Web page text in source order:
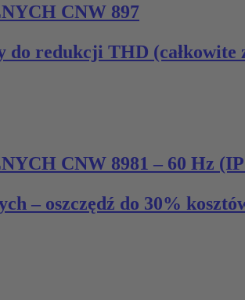
CNW 897
redukcji THD (całkowite
CNW 8981 – 60 Hz
– oszczędź do 30%